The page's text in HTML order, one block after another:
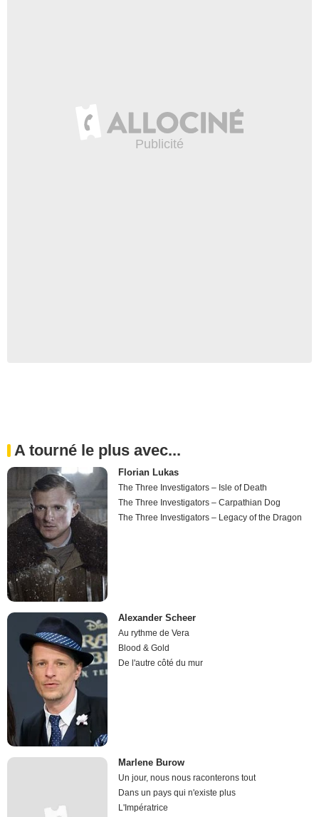
A tourné le plus avec...
Florian Lukas
The Three Investigators – Isle of Death
The Three Investigators – Carpathian Dog
The Three Investigators – Legacy of the Dragon
Alexander Scheer
Au rythme de Vera
Blood & Gold
De l'autre côté du mur
Marlene Burow
Un jour, nous nous raconterons tout
Dans un pays qui n'existe plus
L'Impératrice